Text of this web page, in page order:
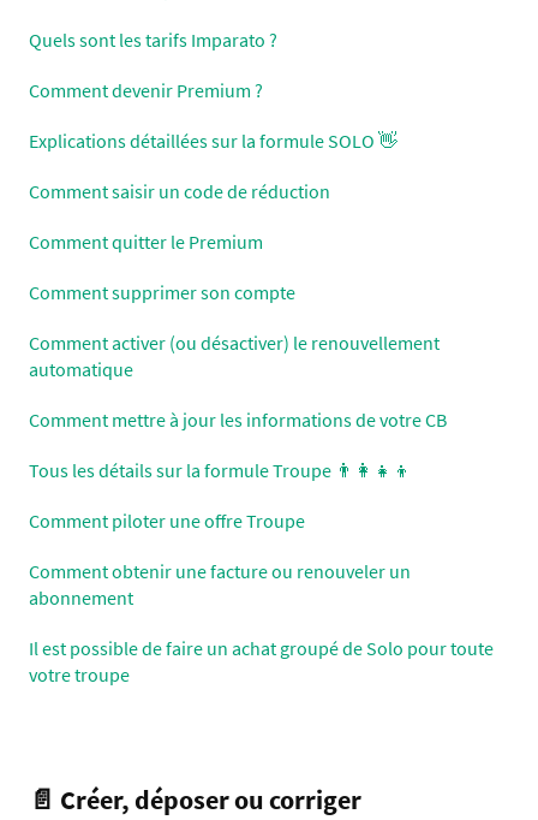
Quels sont les tarifs Imparato ?
Comment devenir Premium ?
Explications détaillées sur la formule SOLO 👋
Comment saisir un code de réduction
Comment quitter le Premium
Comment supprimer son compte
Comment activer (ou désactiver) le renouvellement
automatique
Comment mettre à jour les informations de votre CB
Tous les détails sur la formule Troupe 👨‍👩‍👧‍👦
Comment piloter une offre Troupe
Comment obtenir une facture ou renouveler un
abonnement
Il est possible de faire un achat groupé de Solo pour toute
votre troupe
📄 Créer, déposer ou corriger